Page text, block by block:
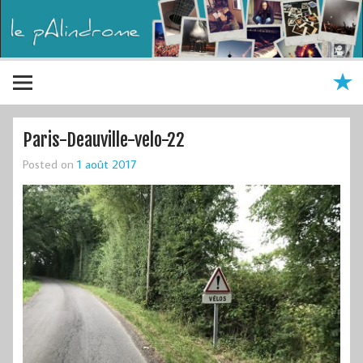
Paris-Deauville-velo-22
Posted on 1 août 2017